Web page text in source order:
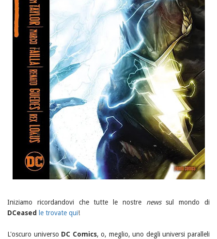
Iniziamo ricordandovi che tutte le nostre newssul mondo di
DCeased le trovate qui!
L'oscuro universo DC Comics, o, meglio, uno degli universi paralleli